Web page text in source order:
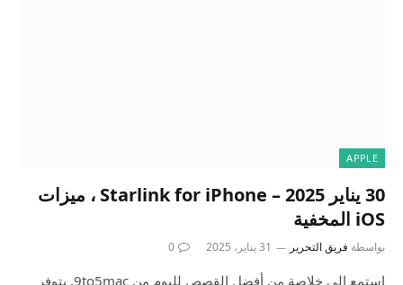
APPLE
30 يناير 2025 – Starlink for iPhone ، ميزات
iOS المخفية
بواسطة فريق التحرير 31 يناير، 2025 0
استمع إلى خلاصة من أفضل القصص لليوم من 9to5mac. يتوفر